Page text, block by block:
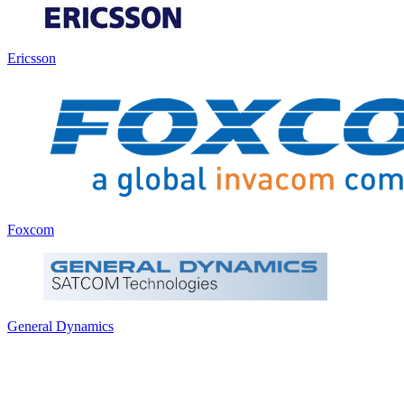
Ericsson
Foxcom
General Dynamics